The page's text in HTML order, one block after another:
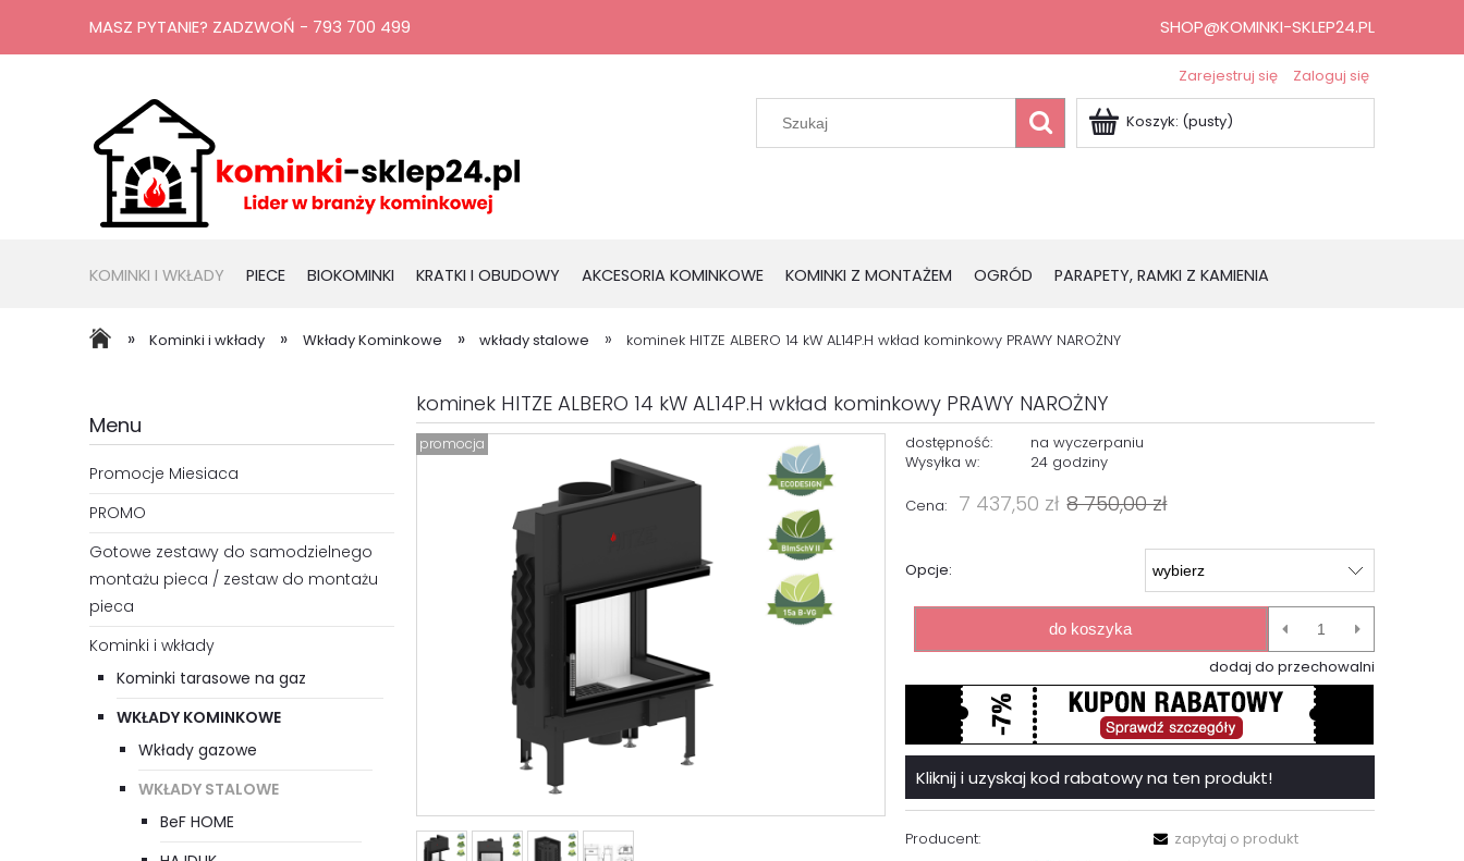
Zarejestruj się Zaloguj się
Koszyk: (pusty)
KOMINKI I WKŁADY PIECE BIOKOMINKI KRATKI I OBUDOWY AKCESORIA KOMINKOWE KOMINKI Z MONTAŻEM OGRÓD PARAPETY, RAMKI Z KAMIENIA
RURY, KOMINY PROMOCJE
» Kominki i wkłady » Wkłady Kominkowe » wkłady stalowe » kominek HITZE ALBERO 14 kW AL14P.H wkład kominkowy PRAWY NAROŻNY
MASZ PYTANIE? ZADZWOŃ - 793 700 499 SHOP@KOMINKI-SKLEP24.PL
Menu
Promocje Miesiaca
PROMO
Gotowe zestawy do samodzielnego
montażu pieca / zestaw do montażu
pieca
Kominki i wkłady
Kominki tarasowe na gaz
WKŁADY KOMINKOWE
Wkłady gazowe
WKŁADY STALOWE
BeF HOME
kominek HITZE ALBERO 14 kW AL14P.H wkład kominkowy PRAWY NAROŻNY
promocja dostępność:
na wyczerpaniu
Wysyłka w:
24 godziny
Cena: 7 437,50 zł 8 750,00 zł
Opcje:
do koszyka
dodaj do przechowalni
Kliknij i uzyskaj kod rabatowy na ten produkt!
Producent: zapytaj o produkt